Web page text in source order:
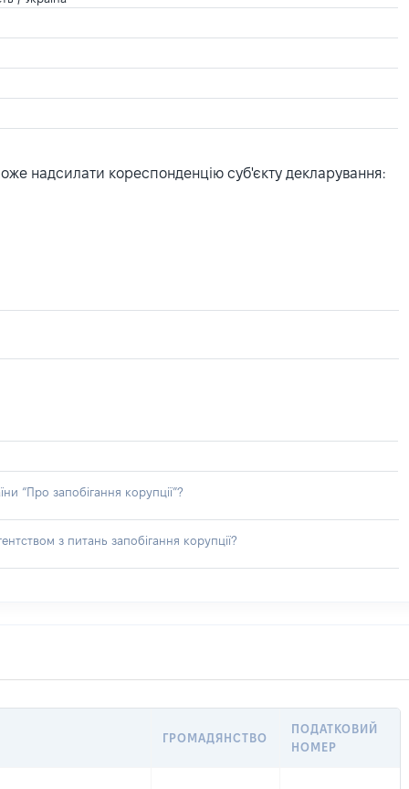
надсилати кореспонденцію суб'єкту декларування:
“Про запобігання корупції”?
з питань запобігання корупції?
ГРОМАДЯНСТВО
ПОДАТКОВИЙ
НОМЕР